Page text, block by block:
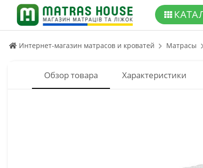
Интернет-магазин матрасов и кроватей Матрасы
Обзор товара Характеристики